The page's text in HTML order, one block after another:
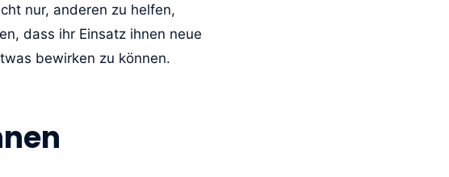
nur, anderen zu helfen,
dass ihr Einsatz ihnen neue
bewirken zu können.